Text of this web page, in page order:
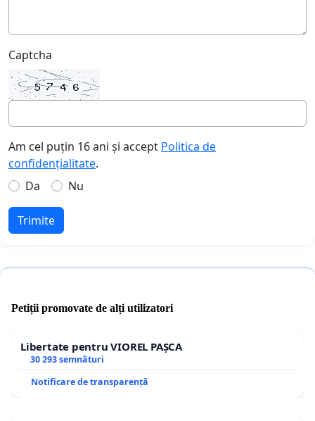
Captcha
Am cel puțin 16 ani și accept Politica de
confidențialitate.
Da
Nu
Trimite
Petiții promovate de alți utilizatori
Libertate pentru VIOREL PAȘCA
30 293 semnături
Notificare de transparență